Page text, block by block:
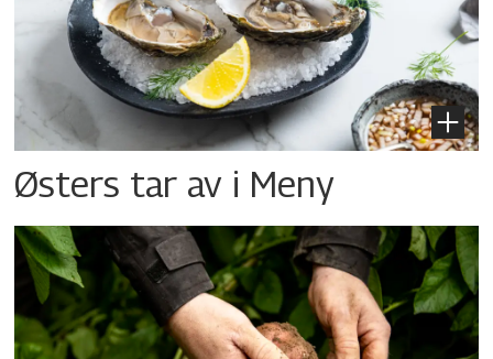
Østers tar av i Meny